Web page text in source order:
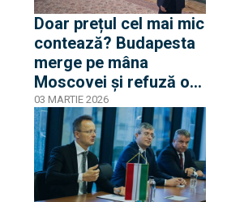
Doar prețul cel mai mic
contează? Budapesta
merge pe mâna
Moscovei și refuză o
ofertă din partea
vecinului său pentru a
scăpa de petrolul
rusesc
03 MARTIE 2026